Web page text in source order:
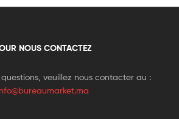
NOUS CONTACTEZ
questions, veuillez nous contacter au :